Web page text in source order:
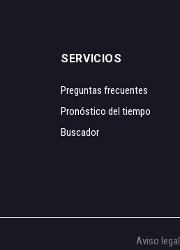
SERVICIOS
Preguntas frecuentes
Pronóstico del tiempo
Buscador
Aviso legal